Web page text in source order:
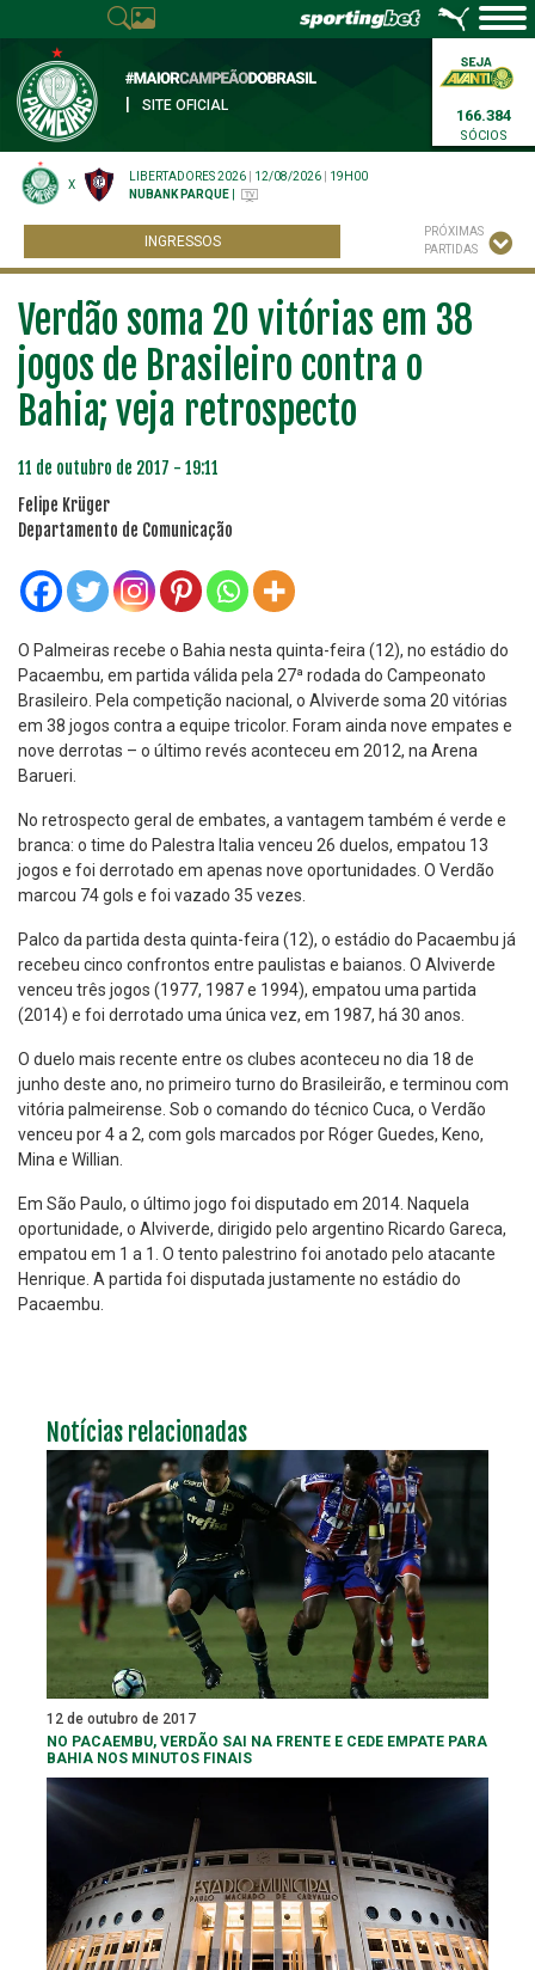
SITE OFICIAL
166.384
SÓCIOS
X
LIBERTADORES 2026 12/08/2026
19H00
NUBANK PARQUE
INGRESSOS
PRÓXIMAS
PARTIDAS
Verdão soma 20 vitórias em 38
jogos de Brasileiro contra o
Bahia; veja retrospecto
11 de outubro de 2017 - 19:11
Felipe Krüger
Departamento de Comunicação
O Palmeiras recebe o Bahia nesta quinta-feira (12), no estádio do
Pacaembu, em partida válida pela 27ª rodada do Campeonato
Brasileiro. Pela competição nacional, o Alviverde soma 20 vitórias
em 38 jogos contra a equipe tricolor. Foram ainda nove empates e
nove derrotas – o último revés aconteceu em 2012, na Arena
Barueri.
No retrospecto geral de embates, a vantagem também é verde e
branca: o time do Palestra Italia venceu 26 duelos, empatou 13
jogos e foi derrotado em apenas nove oportunidades. O Verdão
marcou 74 gols e foi vazado 35 vezes.
Palco da partida desta quinta-feira (12), o estádio do Pacaembu já
recebeu cinco confrontos entre paulistas e baianos. O Alviverde
venceu três jogos (1977, 1987 e 1994), empatou uma partida
(2014) e foi derrotado uma única vez, em 1987, há 30 anos.
O duelo mais recente entre os clubes aconteceu no dia 18 de
junho deste ano, no primeiro turno do Brasileirão, e terminou com
vitória palmeirense. Sob o comando do técnico Cuca, o Verdão
venceu por 4 a 2, com gols marcados por Róger Guedes, Keno,
Mina e Willian.
Em São Paulo, o último jogo foi disputado em 2014. Naquela
oportunidade, o Alviverde, dirigido pelo argentino Ricardo Gareca,
empatou em 1 a 1. O tento palestrino foi anotado pelo atacante
Henrique. A partida foi disputada justamente no estádio do
Pacaembu.
Notícias relacionadas
12 de outubro de 2017
NO PACAEMBU, VERDÃO SAI NA FRENTE E CEDE EMPATE PARA
BAHIA NOS MINUTOS FINAIS